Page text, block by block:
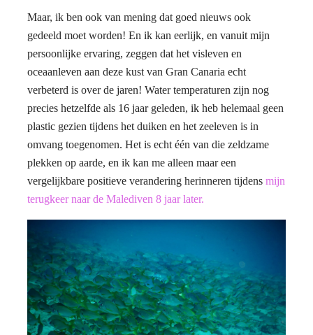
Maar, ik ben ook van mening dat goed nieuws ook
gedeeld moet worden! En ik kan eerlijk, en vanuit mijn
persoonlijke ervaring, zeggen dat het visleven en
oceaanleven aan deze kust van Gran Canaria echt
verbeterd is over de jaren! Water temperaturen zijn nog
precies hetzelfde als 16 jaar geleden, ik heb helemaal geen
plastic gezien tijdens het duiken en het zeeleven is in
omvang toegenomen. Het is echt één van die zeldzame
plekken op aarde, en ik kan me alleen maar een
vergelijkbare positieve verandering herinneren tijdens mijn
terugkeer naar de Malediven 8 jaar later.